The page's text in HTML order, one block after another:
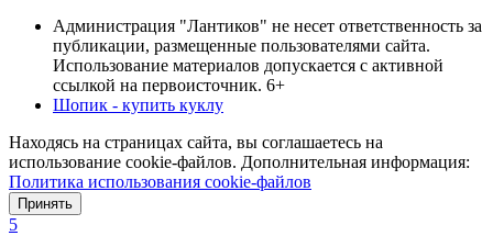
Администрация "Лантиков" не несет ответственность за
публикации, размещенные пользователями сайта.
Использование материалов допускается с активной
ссылкой на первоисточник. 6+
Шопик - купить куклу
Находясь на страницах сайта, вы соглашаетесь на
использование cookie-файлов. Дополнительная информация:
Политика использования cookie-файлов
Принять
5